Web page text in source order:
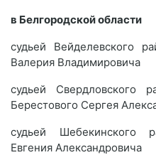
в Белгородской области
судьей Вейделевского
Валерия Владимировича
судьей Свердловского
Берестового Сергея
судьей Шебекинского
Евгения Александровича